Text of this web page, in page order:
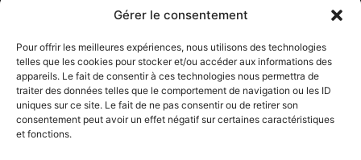
Gérer le consentement
Pour offrir les meilleures expériences, nous utilisons des technologies
telles que les cookies pour stocker et/ou accéder aux informations des
appareils. Le fait de consentir à ces technologies nous permettra de
traiter des données telles que le comportement de navigation ou les ID
uniques sur ce site. Le fait de ne pas consentir ou de retirer son
consentement peut avoir un effet négatif sur certaines caractéristiques
et fonctions.
d'ouverture
: 8h30-12h /
14h - 17h30
contact@synia.fr